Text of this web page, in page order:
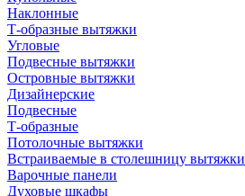
Наклонные
Т-образные вытяжки
Угловые
Подвесные вытяжки
Островные вытяжки
Дизайнерские
Подвесные
Т-образные
Потолочные вытяжки
Встраиваемые в столешницу вытяжки
Варочные панели
Духовые шкафы